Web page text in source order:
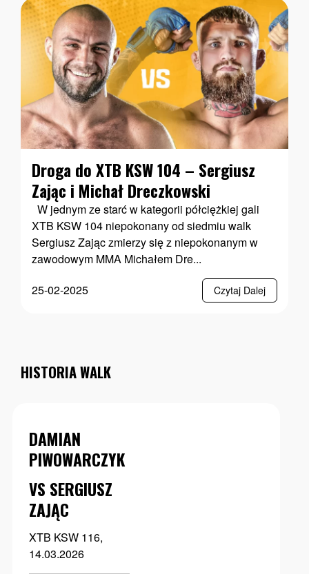
Droga do XTB KSW 104 – Sergiusz
Zając i Michał Dreczkowski
W jednym ze starć w kategorii półciężkiej gali
XTB KSW 104 niepokonany od siedmiu walk
Sergiusz Zając zmierzy się z niepokonanym w
zawodowym MMA Michałem Dre...
25-02-2025
Czytaj Dalej
HISTORIA WALK
DAMIAN
PIWOWARCZYK
VS SERGIUSZ
ZAJĄC
XTB KSW 116,
14.03.2026